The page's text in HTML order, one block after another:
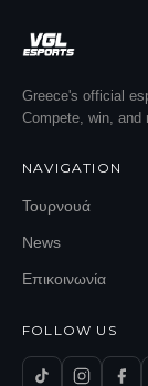
Greece's official
Compete, win, and
NAVIGATION
Τουρνουά
News
Επικοινωνία
FOLLOW US